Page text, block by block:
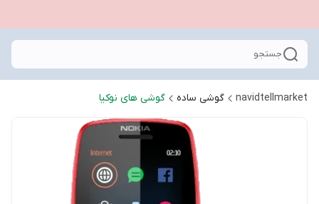
جستجو
navidtellmarket گوشی ساده گوشی های نوکیا